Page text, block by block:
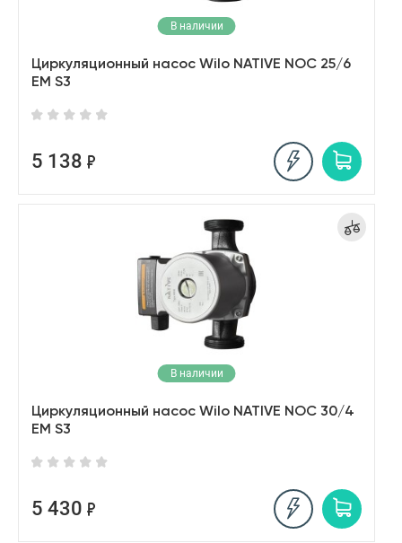
В наличии
Циркуляционный насос Wilo NATIVE NOC 25/6
EM S3
5 138
В наличии
Циркуляционный насос Wilo NATIVE NOC 30/4
EM S3
5 430